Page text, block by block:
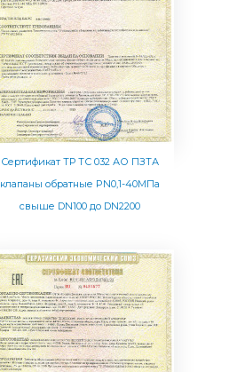
Сертификат ТР ТС 032 АО ПЗТА
клапаны обратные PN0,1-40МПа
свыше DN100 до DN2200